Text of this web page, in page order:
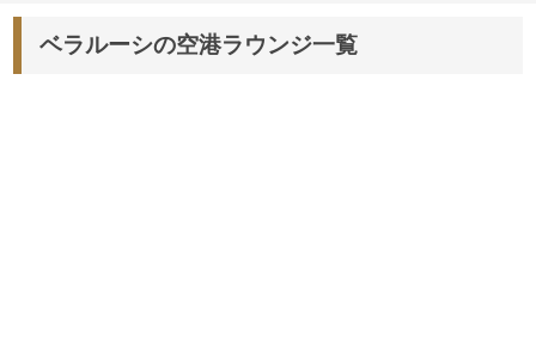
ベラルーシの空港ラウンジ一覧